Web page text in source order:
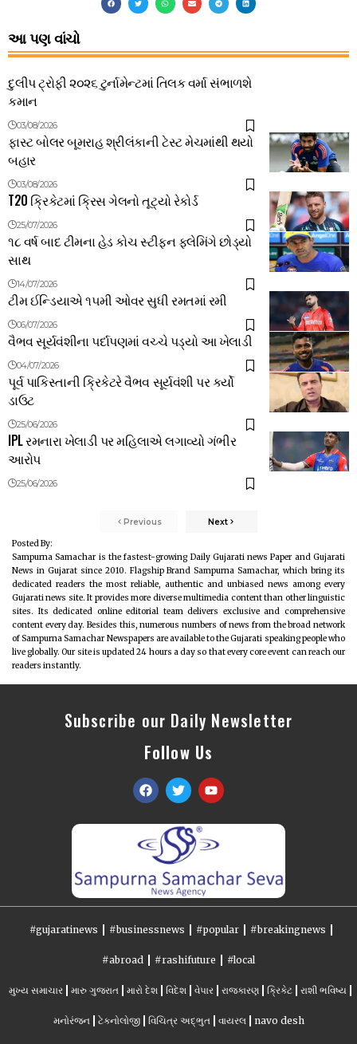
આ પણ વાંચો
દુલીપ ટ્રોફી ૨૦૨૬ ટુર્નામેન્ટમાં તિલક વર્મા સંભાળશે
કમાન
03/08/2026
ફાસ્ટ બોલર બૂમરાહ શ્રીલંકાની ટેસ્ટ મેચમાંથી થયો
બહાર
03/08/2026
T20 ક્રિકેટમાં ક્રિસ ગેલનો તૂટ્યો રેકોર્ડ
25/07/2026
૧૮ વર્ષ બાદ ટીમના હેડ કોચ સ્ટીફન ફ્લેમિંગે છોડ્યો
સાથ
14/07/2026
ટીમ ઈન્ડિયાએ ૧૫મી ઓવર સુધી રમતમાં રમી
06/07/2026
વૈભવ સૂર્યવંશીના પર્દાપણમાં વચ્ચે પડ્યો આ ખેલાડી
04/07/2026
પૂર્વ પાકિસ્તાની ક્રિકેટરે વૈભવ સૂર્યવંશી પર કર્યો
ડાઉટ
25/06/2026
IPL રમનારા ખેલાડી પર મહિલાએ લગાવ્યો ગંભીર
આરોપ
25/06/2026
Previous Next
Posted By:
Sampurna Samachar is the fastest-growing Daily Gujarati news Paper and Gujarati
News in Gujarat since 2010. Flagship Brand Sampurna Samachar, which bring its
dedicated readers the most reliable, authentic and unbiased news among every
Gujarati news site. It provides more diverse multimedia content than other linguistic
sites. Its dedicated online editorial team delivers exclusive and comprehensive
content every day. Besides this, numerous numbers of news from the broad network
of Sampurna Samachar Newspapers are available to the Gujarati speaking people who
live globally. Our site is updated 24 hours a day so that every core event can reach our
readers instantly.
Subscribe our Daily Newsletter
Follow Us
#gujaratinews #businessnews #popular #breakingnews
#abroad #rashifuture #local
મુખ્ય સમાચાર મારુ ગુજરાત મારો દેશ વિદેશ વેપાર રાજકારણ ક્રિકેટ રાશી ભવિષ્ય
મનોરંજન ટેકનોલોજી વિચિત્ર અદ્ભુત વાયરલ navo desh